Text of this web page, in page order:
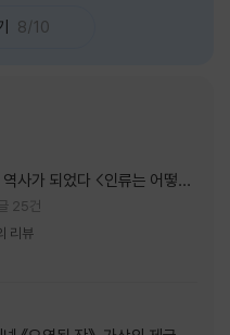
한 다양한 도서들의 문장들을 만
기의 또다른 즐거움이었다. 여
순간 행복을 느끼는지 질문하며
마음 먹는 순간들을 적어내려간
을 한참 머물렀다.그 부분을 발췌
온 힘을 다해 부러워하던 사람
하는' 일을 하는 사람들이었다.
던
8/10
었다 <인류는 어떻게
25건
리뷰